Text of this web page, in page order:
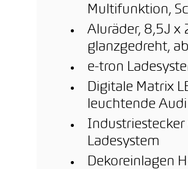
Multifunktion,
Aluräder, 8,5J x
glanzgedreht,
e-tron
Digitale Matrix
leuchtende
Industriestecker
Ladesystem
Dekoreinlagen